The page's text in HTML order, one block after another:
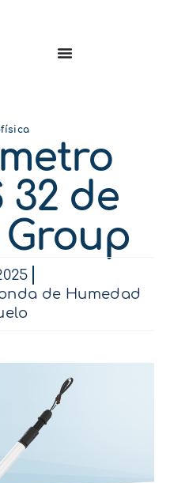
32 de
Group
de Humedad